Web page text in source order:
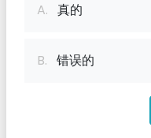
A. 真的
B. 错误的